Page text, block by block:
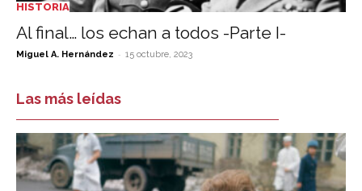
HISTORIA
Al final… los echan a todos -Parte I-
Miguel A. Hernández - 15 octubre, 2023
Las más leídas